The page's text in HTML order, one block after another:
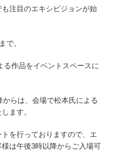
注目のエキシビジョンが始
で。
作品をイベントスペースに
らは、会場で松本氏による
ます。
を行っておりますので、エ
は午後3時以降からご入場可